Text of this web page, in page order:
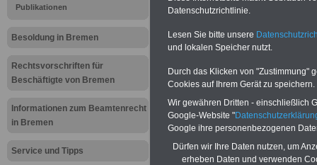
Publikationen
Besoldung in Bremen
Rechtsvorschriften für
Beschäftigte von Bremen
Informationen zum Beamtenrecht
in Bremen
Service und Tipps
Meldung
Bremen:
Urlaub
Datenschutzrichtlinie.
Lesen Sie bitte unsere
und lokalen Speicher nutzt.
Durch das Klicken von "Zustimmung"
Cookies auf Ihrem Gerät zu speichern.
Wir gewähren Dritten - einschließlich
Google-Website "
Google ihre personenbezogenen
Dürfen wir Ihre Daten nutzen, um
erheben Daten und verwenden